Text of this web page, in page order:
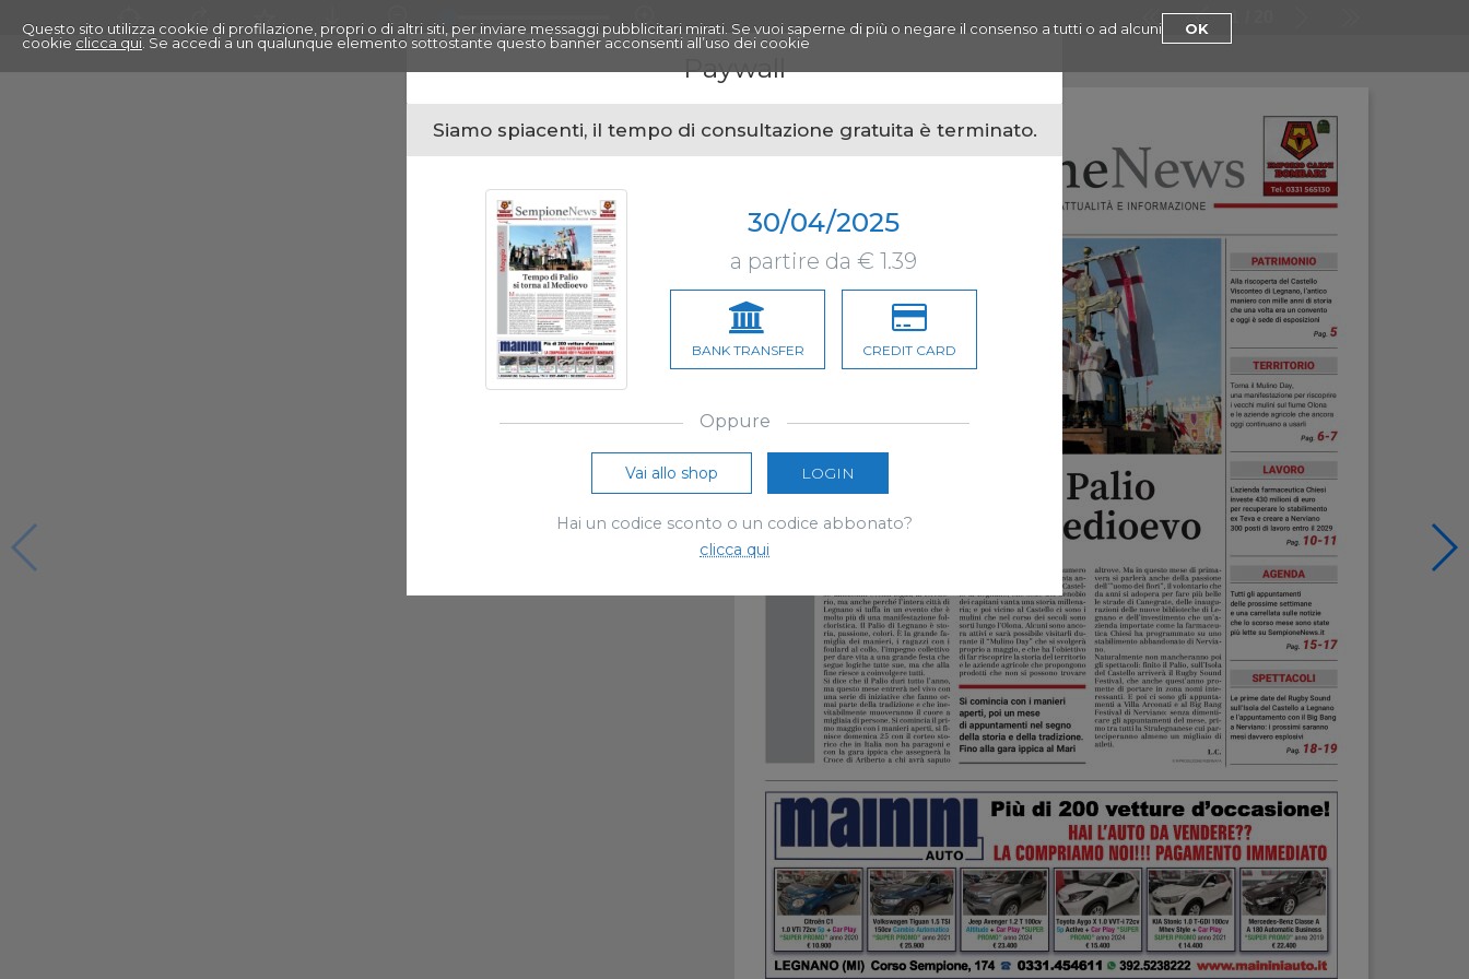
Questo sito utilizza cookie di profilazione, propri o di altri siti, per inviare messaggi pubblicitari mirati. Se vuoi saperne di più o negare il consenso a tutti o ad alcuni
cookie clicca qui . Se accedi a un qualunque elemento sottostante questo banner acconsenti all’uso dei cookie
OK
1
Paywall
Siamo spiacenti, il tempo di consultazione gratuita è terminato.
30/04/2025
a partire da € 1.39
BANK TRANSFER CREDIT CARD
Oppure
Vai allo shop LOGIN
Hai un codice sconto o un codice abbonato?
clicca qui